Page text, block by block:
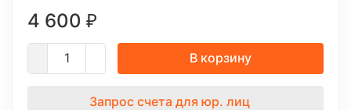
4 600 ₽
В корзину
Запрос счета для юр. лиц